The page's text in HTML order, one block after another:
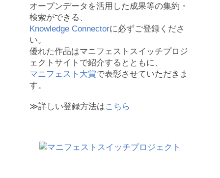
オープンデータを活用した成果等の集約・
検索ができる、
Knowledge Connectorに必ずご登録くださ
い。
優れた作品はマニフェストスイッチプロジ
ェクトサイトで紹介するとともに、
マニフェスト大賞で表彰させていただきま
す。
≫詳しい登録方法はこちら